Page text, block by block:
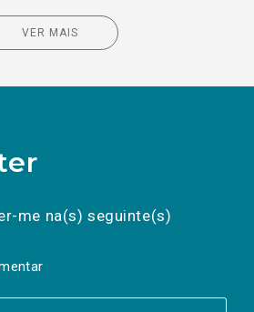
VER MAIS
me na(s) seguinte(s)